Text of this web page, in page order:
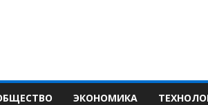
ЭКОНОМИКА